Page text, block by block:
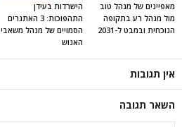
הישרדות בעידן
התהפוכות: 3 האתגרים
הסמויים של מנהל משאבי
האנוש
מאפיינים של מנהל טוב
מול מנהל רע בתקופה
הנוכחית ובמבט ל-2031
אין תגובות
השאר תגובה